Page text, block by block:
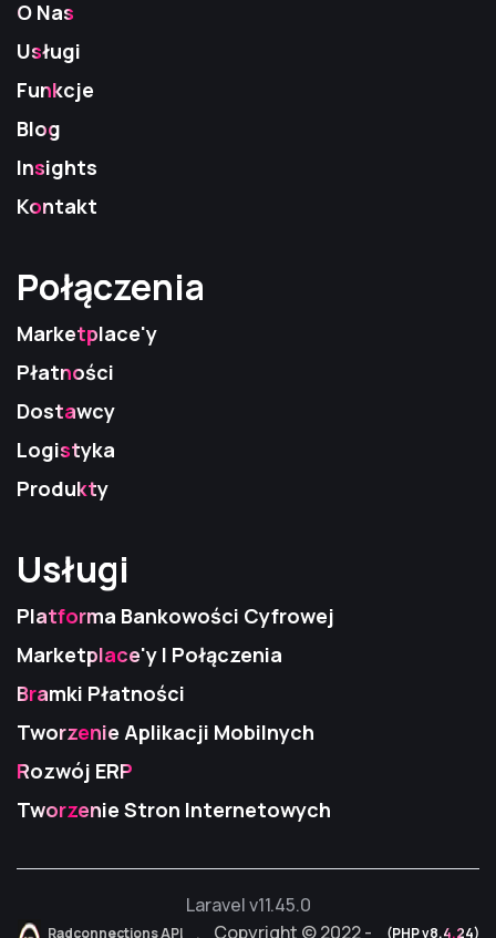
O Nas
Usługi
Funkcje
Blog
Insights
Kontakt
Połączenia
Połączenia
Połączenia
Marketplace'y
Płatności
Dostawcy
Logistyka
Produkty
Usługi
Usługi
Usługi
Platforma Bankowości Cyfrowej
Marketplace'y I Połączenia
Bramki Płatności
Tworzenie Aplikacji Mobilnych
Rozwój ERP
Tworzenie Stron Internetowych
Laravel v11.45.0
Radconnections API
Radconnections API
Radconnections API . Copyright © 2022 - (PHP v8.4.24)